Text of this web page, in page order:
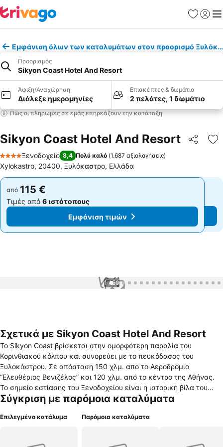
Εμφάνιση όλων των καταλυμάτων στον προορισμό
Προορισμός
Sikyon Coast Hotel And Resort
Άφιξη/Αναχώρηση
Διάλεξε ημερομηνίες
Επισκέπτες & δωμάτια
2 πελάτες, 1 δωμάτιο
Πώς οι πληρωμές σε εμάς επηρεάζουν την κατάταξη
Sikyon Coast Hotel And Resort
4 Αστέρια
Ξενοδοχείο 8,4 Πολύ καλό (1.687 αξιολογήσεις)
Xylokastro, 20400, Ξυλόκαστρο, Ελλάδα
από 115 €
Τιμές από 6 ιστότοπους
Εμφάνιση τιμών
από 115 €
Τιμές από 6 ιστότοπους
Εμφάνιση τιμών
1 / 50
Σχετικά με Sikyon Coast Hotel And Resort
Το Sikyon Coast βρίσκεται στην ομορφότερη παραλία του
Κορινθιακού κόλπου και συνορεύει με το πευκόδασος του
Ξυλοκάστρου. Σε απόσταση 150 χλμ. απο το Αεροδρόμιο
“Ελευθέριος Βενιζέλος” και 120 χλμ. από το κέντρο της Αθήνας.
Το σημείο εστίασης του Ξενοδοχείου είναι η ιστορική βίλα του
διάσημου έλληνα ποιητή Άγγελου Σικελιανού, ένα μοναδικής
ξενοδοχείο Sikyon Coast διαθέτει 41, πολυτελή, κομψά
Σύγκριση με παρόμοια καταλύματα
Επιλεγμένο κατάλυμα Παρόμοια καταλύματα